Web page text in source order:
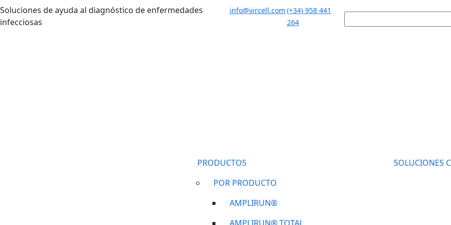
Pasar al contenido principal
Soluciones de ayuda al diagnóstico de enfermedades
infecciosas
info@vircell.com (+34) 958 441
264
PRODUCTOS
POR PRODUCTO
AMPLIRUN®
SOLUCIONES